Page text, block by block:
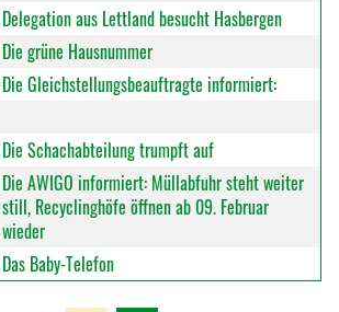
Delegation aus Lettland besucht Hasbergen
Die grüne Hausnummer
Die Gleichstellungsbeauftragte informiert:
Die Schachabteilung trumpft auf
Die AWIGO informiert: Müllabfuhr steht weiter
still, Recyclinghöfe öffnen ab 09. Februar
wieder
Das Baby-Telefon